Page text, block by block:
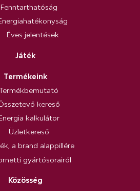
Fenntarthatóság
Éves jelentések
Játék
Termékeink
Termékbemutató
kereső
kalkulátor
Üzletkereső
a brand alappillére
gyártósorairól
Közösség